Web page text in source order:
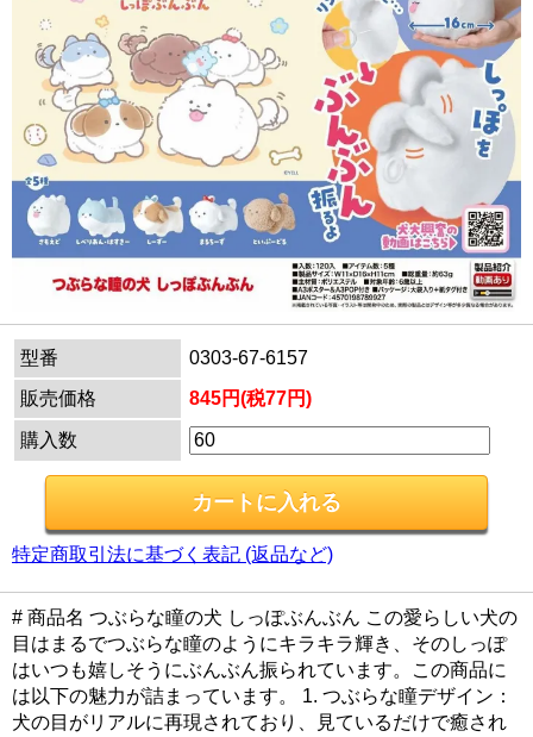
型番
0303-67-6157
販売価格
845円(税77円)
購入数
特定商取引法に基づく表記 (返品など)
# 商品名 つぶらな瞳の犬 しっぽぶんぶん この愛らしい犬の
目はまるでつぶらな瞳のようにキラキラ輝き、そのしっぽ
はいつも嬉しそうにぶんぶん振られています。この商品に
は以下の魅力が詰まっています。 1. つぶらな瞳デザイン：
犬の目がリアルに再現されており、見ているだけで癒され